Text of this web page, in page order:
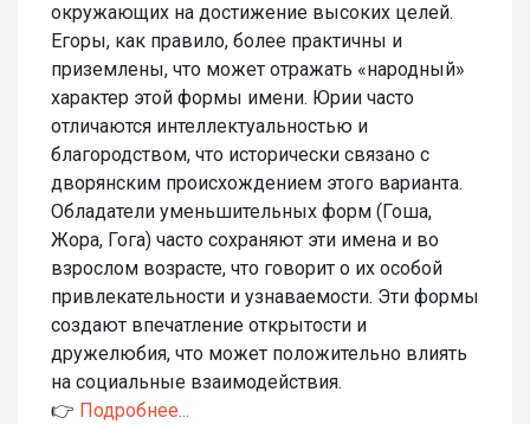
окружающих на достижение высоких целей.
Егоры, как правило, более практичны и
приземлены, что может отражать «народный»
характер этой формы имени. Юрии часто
отличаются интеллектуальностью и
благородством, что исторически связано с
дворянским происхождением этого варианта.
Обладатели уменьшительных форм (Гоша,
Жора, Гога) часто сохраняют эти имена и во
взрослом возрасте, что говорит о их особой
привлекательности и узнаваемости. Эти формы
создают впечатление открытости и
дружелюбия, что может положительно влиять
на социальные взаимодействия.
👉 Подробнее...